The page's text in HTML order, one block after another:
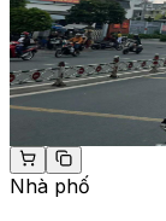
Nhà phố